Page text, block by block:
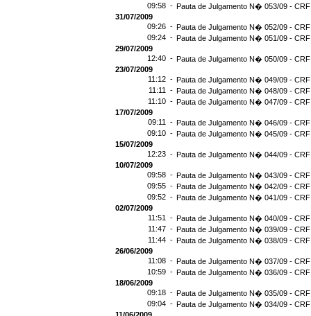
09:58 - Pauta de Julgamento N� 053/09 - CRF
31/07/2009
09:26 - Pauta de Julgamento N� 052/09 -
09:24 - Pauta de Julgamento N� 051/09 -
29/07/2009
12:40 - Pauta de Julgamento N� 050/09 -
23/07/2009
11:12 - Pauta de Julgamento N� 049/09 -
11:11 - Pauta de Julgamento N� 048/09 -
11:10 - Pauta de Julgamento N� 047/09 -
17/07/2009
09:11 - Pauta de Julgamento N� 046/09 -
09:10 - Pauta de Julgamento N� 045/09 -
15/07/2009
12:23 - Pauta de Julgamento N� 044/09 -
10/07/2009
09:58 - Pauta de Julgamento N� 043/09 -
09:55 - Pauta de Julgamento N� 042/09 -
09:52 - Pauta de Julgamento N� 041/09 -
02/07/2009
11:51 - Pauta de Julgamento N� 040/09 -
11:47 - Pauta de Julgamento N� 039/09 -
11:44 - Pauta de Julgamento N� 038/09 -
26/06/2009
11:08 - Pauta de Julgamento N� 037/09 -
10:59 - Pauta de Julgamento N� 036/09 -
18/06/2009
09:18 - Pauta de Julgamento N� 035/09 -
09:04 - Pauta de Julgamento N� 034/09 -